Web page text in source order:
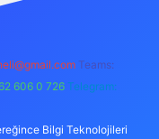
Teams:
606 0 726 Telegram:
Bilgi Teknolojileri